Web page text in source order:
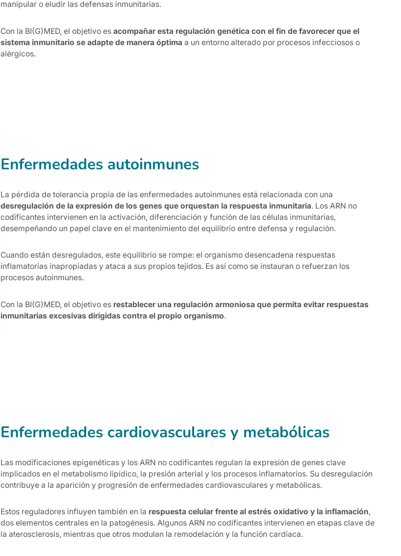
manipular o eludir las defensas inmunitarias.
Con la BI(G)MED, el objetivo es acompañar esta regulación genética con el fin de favorecer que el
sistema inmunitario se adapte de manera óptima a un entorno alterado por procesos infecciosos o
alérgicos.
Enfermedades autoinmunes
La pérdida de tolerancia propia de las enfermedades autoinmunes está relacionada con una
desregulación de la expresión de los genes que orquestan la respuesta inmunitaria. Los ARN no
codificantes intervienen en la activación, diferenciación y función de las células inmunitarias,
desempeñando un papel clave en el mantenimiento del equilibrio entre defensa y regulación.
Cuando están desregulados, este equilibrio se rompe: el organismo desencadena respuestas
inflamatorias inapropiadas y ataca a sus propios tejidos. Es así como se instauran o refuerzan los
procesos autoinmunes.
Con la BI(G)MED, el objetivo es restablecer una regulación armoniosa que permita evitar respuestas
inmunitarias excesivas dirigidas contra el propio organismo.
Enfermedades cardiovasculares y metabólicas
Las modificaciones epigenéticas y los ARN no codificantes regulan la expresión de genes clave
implicados en el metabolismo lipídico, la presión arterial y los procesos inflamatorios. Su desregulación
contribuye a la aparición y progresión de enfermedades cardiovasculares y metabólicas.
Estos reguladores influyen también en la respuesta celular frente al estrés oxidativo y la inflamación,
dos elementos centrales en la patogénesis. Algunos ARN no codificantes intervienen en etapas clave de
la aterosclerosis, mientras que otros modulan la remodelación y la función cardíaca.